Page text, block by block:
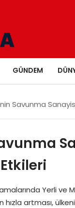
GÜNDEM
Savunma
Yerli ve
hızla artması,